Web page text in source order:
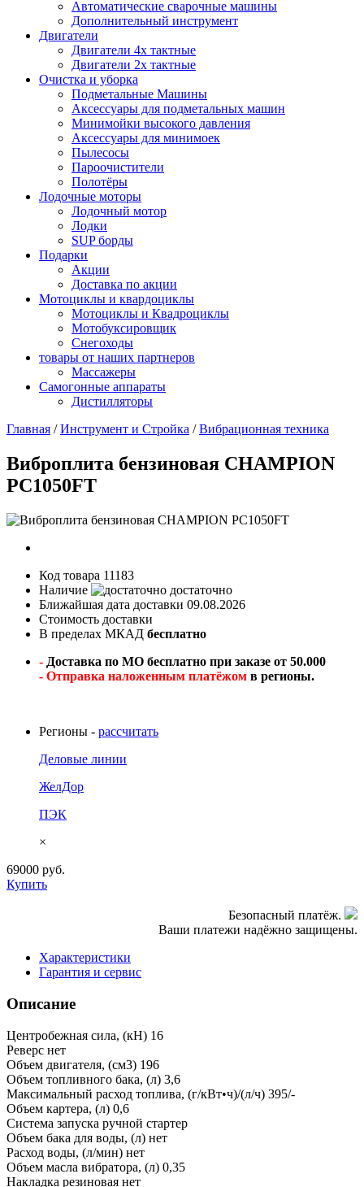
Автоматические сварочные машины
Дополнительный инструмент
Двигатели
Двигатели 4х тактные
Двигатели 2х тактные
Очистка и уборка
Подметальные Машины
Аксессуары для подметальных машин
Минимойки высокого давления
Аксессуары для минимоек
Пылесосы
Пароочистители
Полотёры
Лодочные моторы
Лодочный мотор
Лодки
SUP борды
Подарки
Акции
Доставка по акции
Мотоциклы и квардоциклы
Мотоциклы и Квадроциклы
Мотобуксировщик
Снегоходы
товары от наших партнеров
Массажеры
Самогонные аппараты
Дистилляторы
Главная /Инструмент и Стройка /Вибрационная техника
Виброплита бензиновая CHAMPION
PC1050FT
Код товара 11183
Наличие
достаточно
Ближайшая дата доставки 09.08.2026
Стоимость доставки
В пределах МКАД бесплатно
- Доставка по МО бесплатно при заказе от 50.000
- Отправка наложенным платёжом в регионы.
Регионы - рассчитать
Деловые линии
ЖелДор
ПЭК
×
69000 руб.
Купить
Безопасный платёж.
Ваши платежи надёжно защищены.
Характеристики
Гарантия и сервис
Описание
Центробежная сила, (кН) 16
Реверс нет
Объем двигателя, (см3) 196
Объем топливного бака, (л) 3,6
Максимальный расход топлива, (г/кВт•ч)/(л/ч) 395/-
Объем картера, (л) 0,6
Система запуска ручной стартер
Объем бака для воды, (л) нет
Расход воды, (л/мин) нет
Объем масла вибратора, (л) 0,35
Накладка резиновая нет